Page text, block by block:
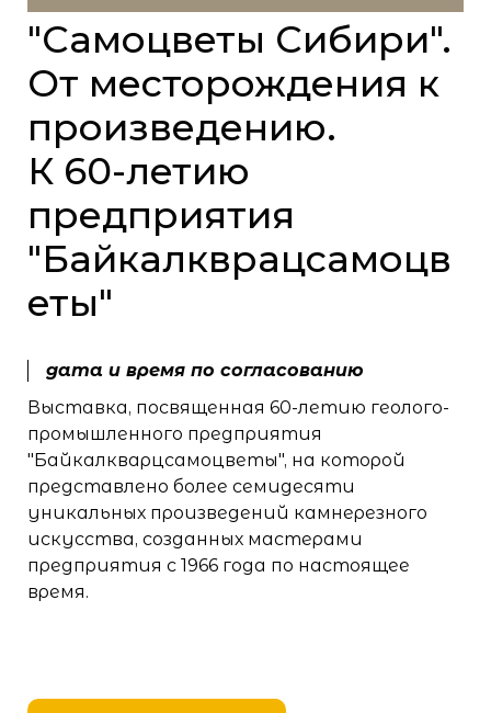
"Самоцветы Сибири".
От месторождения к
произведению.
К 60-летию
предприятия
"Байкалкврацсамоцв
еты"
дата и время по согласованию
Выставка, посвященная 60-летию геолого-
промышленного предприятия
"Байкалкварцсамоцветы", на которой
представлено более семидесяти
уникальных произведений камнерезного
искусства, созданных мастерами
предприятия с 1966 года по настоящее
время.